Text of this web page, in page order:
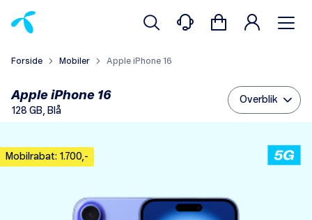
Forside Mobiler Apple iPhone 16
Apple iPhone 16
128 GB, Blå
Overblik
Mobilrabat: 1.700,-